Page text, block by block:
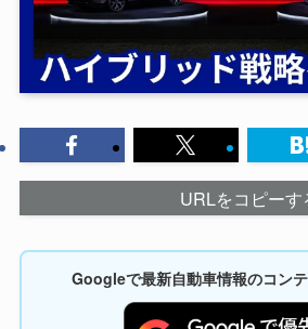
URLをコピーす
Googleで最新自動車情報のコン